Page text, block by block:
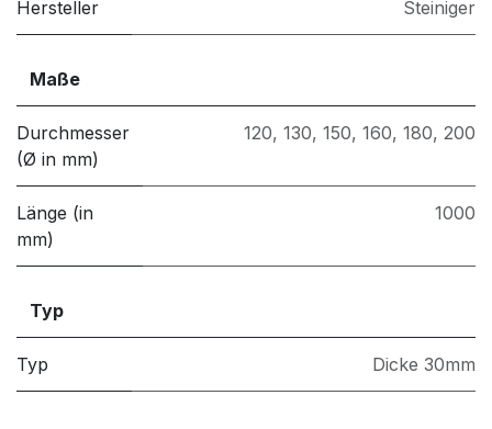
Hersteller Steiniger
Maße
Durchmesser
(Ø in mm)
120, 130, 150, 160, 180, 200
Länge (in
mm)
1000
Typ
Typ Dicke 30mm